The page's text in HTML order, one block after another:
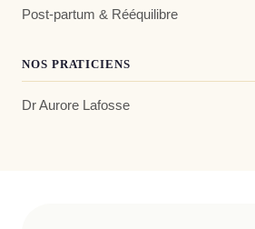
Post-partum & Rééquilibre
NOS PRATICIENS
Dr Aurore Lafosse